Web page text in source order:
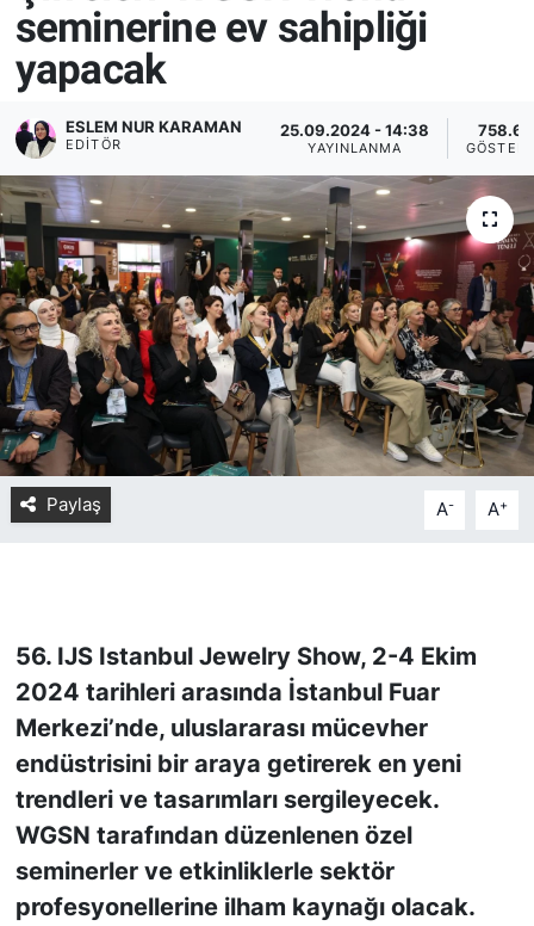
seminerine ev sahipliği
yapacak
ESLEM NUR KARAMAN
EDITÖR
25.09.2024 - 14:38
YAYINLANMA
758.6K
Paylaş A- A+
56. IJS Istanbul Jewelry Show, 2-4 Ekim
2024 tarihleri arasında İstanbul Fuar
Merkezi’nde, uluslararası mücevher
endüstrisini bir araya getirerek en yeni
trendleri ve tasarımları sergileyecek.
WGSN tarafından düzenlenen özel
seminerler ve etkinliklerle sektör
profesyonellerine ilham kaynağı olacak.
Yurt Dışı Fuarlar
KÜLTÜR SANAT
FUAR HABERLERİ
FUAR TAKVİMİ
Amerika Fuarları
FUAR RAPORU
FESTİVAL HABERLERİ
FESTİVAL TAKVİMİ
KONGRE TAKVİMİ
RÖPORTAJLAR
BİYOGRAFİLER